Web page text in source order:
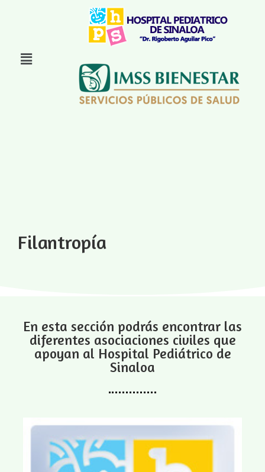
Filantropía
En esta sección podrás encontrar las
diferentes asociaciones civiles que
apoyan al Hospital Pediátrico de
Sinaloa